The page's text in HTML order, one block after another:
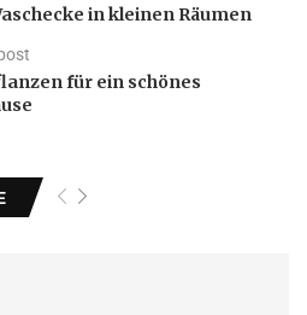
in kleinen Räumen
für ein schönes